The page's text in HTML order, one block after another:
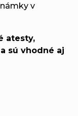
v
atesty,
sú vhodné aj